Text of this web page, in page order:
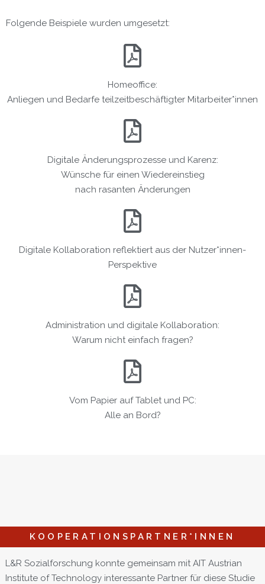
Folgende Beispiele wurden umgesetzt:
Homeoffice:
Anliegen und Bedarfe teilzeitbeschäftigter Mitarbeiter*innen
Digitale Änderungsprozesse und Karenz:
Wünsche für einen Wiedereinstieg
nach rasanten Änderungen
Digitale Kollaboration reflektiert aus der Nutzer*innen-
Perspektive
Administration und digitale Kollaboration:
Warum nicht einfach fragen?​
Vom Papier auf Tablet und PC:
Alle an Bord?​
KOOPERATIONSPARTNER*INNEN
L&R Sozialforschung konnte gemeinsam mit AIT Austrian
Institute of Technology interessante Partner für diese Studie